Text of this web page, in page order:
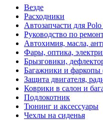
Везде
Расходники
Автозапчасти для Polo
Руководство по
Автохимия, масла,
Фары, оптика,
Брызговики,
Багажники и
Защита двигателя,
Коврики в салон и
Подлокотник
Тюнинг и аксессуары
Чехлы на сиденья